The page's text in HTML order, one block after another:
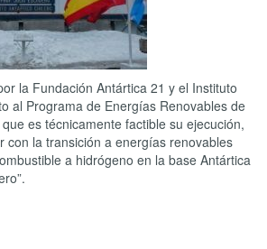
la Fundación Antártica 21 y el Instituto
al Programa de Energías Renovables de
es técnicamente factible su ejecución,
con la transición a energías renovables
a hidrógeno en la base Antártica